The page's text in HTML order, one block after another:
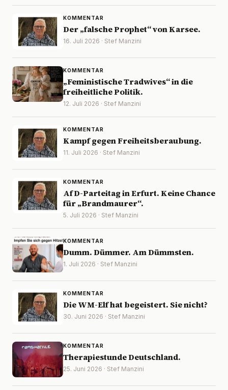
KOMMENTAR
Der „falsche Prophet“ von Karsee.
16. Juli 2026 · Stef Manzini
KOMMENTAR
„Feministische Tradwives“ in die
freiheitliche Politik.
12. Juli 2026 · Stef Manzini
KOMMENTAR
Kampf gegen Freiheitsberaubung.
11. Juli 2026 · Stef Manzini
KOMMENTAR
AfD-Parteitag in Erfurt. Keine Chance
für „Brandmaurer“.
5. Juli 2026 · Stef Manzini
KOMMENTAR
Dumm. Dümmer. Am Dümmsten.
1. Juli 2026 · Stef Manzini
KOMMENTAR
Die WM-Elf hat begeistert. Sie nicht?
30. Juni 2026 · Stef Manzini
KOMMENTAR
Therapiestunde Deutschland.
25. Juni 2026 · Stef Manzini